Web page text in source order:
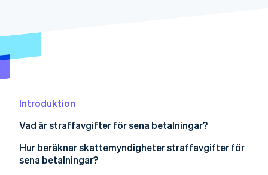
Introduktion
Vad är straffavgifter för sena betalningar?
Straffavgifter för sena betalningar kontra avgifter
för sena betalningar
Hur beräknar skattemyndigheter straffavgifter för
sena betalningar?